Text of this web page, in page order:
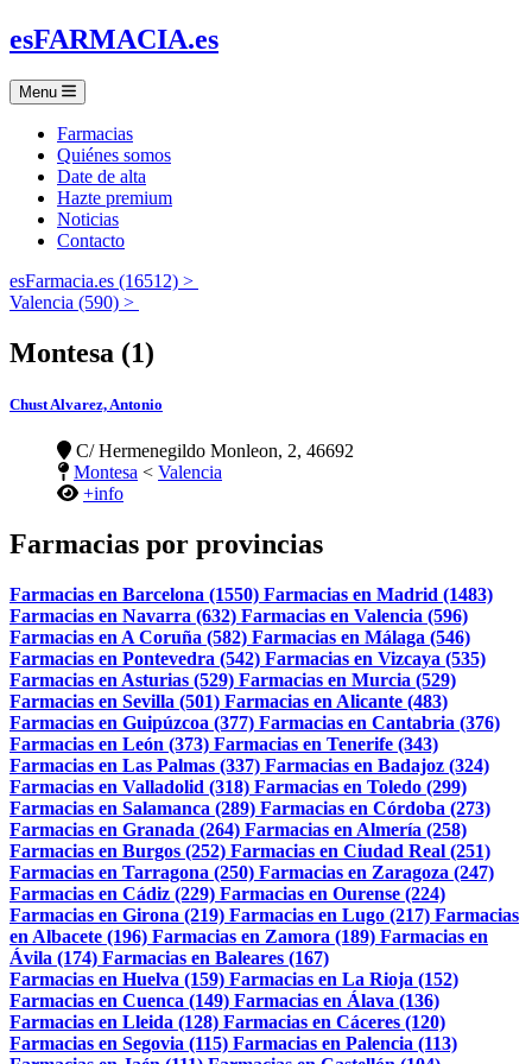
esFARMACIA.es
Menu
Farmacias
Quiénes somos
Date de alta
Hazte premium
Noticias
Contacto
esFarmacia.es (16512) >
Valencia (590) >
Montesa (1)
Chust Alvarez, Antonio
C/ Hermenegildo Monleon, 2, 46692
Montesa < Valencia
+info
Farmacias por provincias
Farmacias en Barcelona (1550) Farmacias en Madrid (1483)
Farmacias en Navarra (632) Farmacias en Valencia (596)
Farmacias en A Coruña (582) Farmacias en Málaga (546)
Farmacias en Pontevedra (542) Farmacias en Vizcaya (535)
Farmacias en Asturias (529) Farmacias en Murcia (529)
Farmacias en Sevilla (501) Farmacias en Alicante (483)
Farmacias en Guipúzcoa (377) Farmacias en Cantabria (376)
Farmacias en León (373) Farmacias en Tenerife (343)
Farmacias en Las Palmas (337) Farmacias en Badajoz (324)
Farmacias en Valladolid (318) Farmacias en Toledo (299)
Farmacias en Salamanca (289) Farmacias en Córdoba (273)
Farmacias en Granada (264) Farmacias en Almería (258)
Farmacias en Burgos (252) Farmacias en Ciudad Real (251)
Farmacias en Tarragona (250) Farmacias en Zaragoza (247)
Farmacias en Cádiz (229) Farmacias en Ourense (224)
Farmacias en Girona (219) Farmacias en Lugo (217) Farmacias
en Albacete (196) Farmacias en Zamora (189) Farmacias en
Ávila (174) Farmacias en Baleares (167)
Farmacias en Huelva (159) Farmacias en La Rioja (152)
Farmacias en Cuenca (149) Farmacias en Álava (136)
Farmacias en Lleida (128) Farmacias en Cáceres (120)
Farmacias en Segovia (115) Farmacias en Palencia (113)